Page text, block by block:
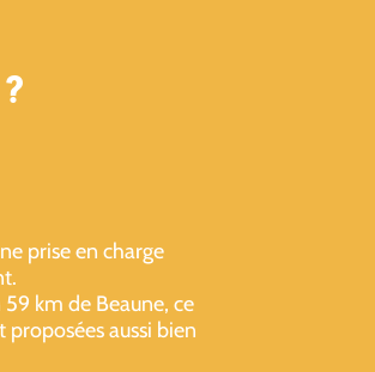
prise en charge
km de Beaune, ce
aussi bien